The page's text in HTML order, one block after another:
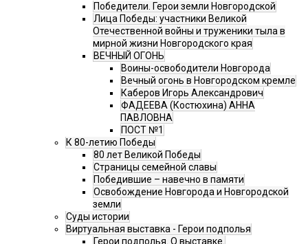
Победители. Герои земли Новгородской
Лица Победы: участники Великой
Отечественной войны и труженики тыла в
мирной жизни Новгородского края
ВЕЧНЫЙ ОГОНЬ
Воины-освободители Новгорода
Вечный огонь в Новгородском кремле
Каберов Игорь Александрович
ФАДЕЕВА (Костюхина) АННА
ПАВЛОВНА
ПОСТ №1
К 80-летию Победы
80 лет Великой Победы
Страницы семейной славы
Победившие – навечно в памяти
Освобождение Новгорода и Новгородской
земли
Суды истории
Виртуальная выставка - Герои подполья
Герои подполья. О выставке.